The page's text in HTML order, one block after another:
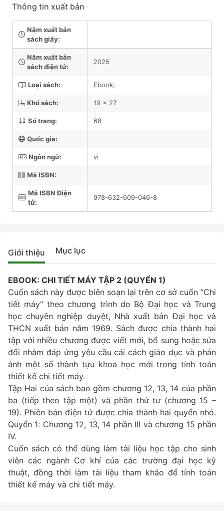
Thông tin xuất bản
Năm xuất bản
sách giấy:
Năm xuất bản
sách điện tử:
2025
Loại sách: Ebook;
Khổ sách: 19 x 27
Số trang: 68
Quốc gia:
Ngôn ngữ: vi
Mã ISBN:
Mã ISBN Điện
tử:
978-632-609-046-8
Giới thiệu Mục lục
EBOOK: CHI TIẾT MÁY TẬP 2 (QUYỂN 1)
Cuốn sách này được biên soạn lại trên cơ sở cuốn "Chi
tiết máy" theo chương trình do Bộ Đại học và Trung
học chuyên nghiệp duyệt, Nhà xuất bản Đại học và
THCN xuất bản năm 1969. Sách được chia thành hai
tập với nhiều chương được viết mới, bổ sung hoặc sửa
đổi nhằm đáp ứng yêu cầu cải cách giáo dục và phản
ánh một số thành tựu khoa học mới trong tính toán
thiết kế chi tiết máy.
Tập Hai của sách bao gồm chương 12, 13, 14 của phần
ba (tiếp theo tập một) và phần thứ tư (chương 15 –
19). Phiên bản điện tử được chia thành hai quyển nhỏ.
Quyển 1: Chương 12, 13, 14 phần III và chương 15 phần
IV.
Cuốn sách có thể dùng làm tài liệu học tập cho sinh
viên các ngành Cơ khí của các trường đại học kỹ
thuật, đồng thời làm tài liệu tham khảo để tính toán
thiết kế máy và chi tiết máy.